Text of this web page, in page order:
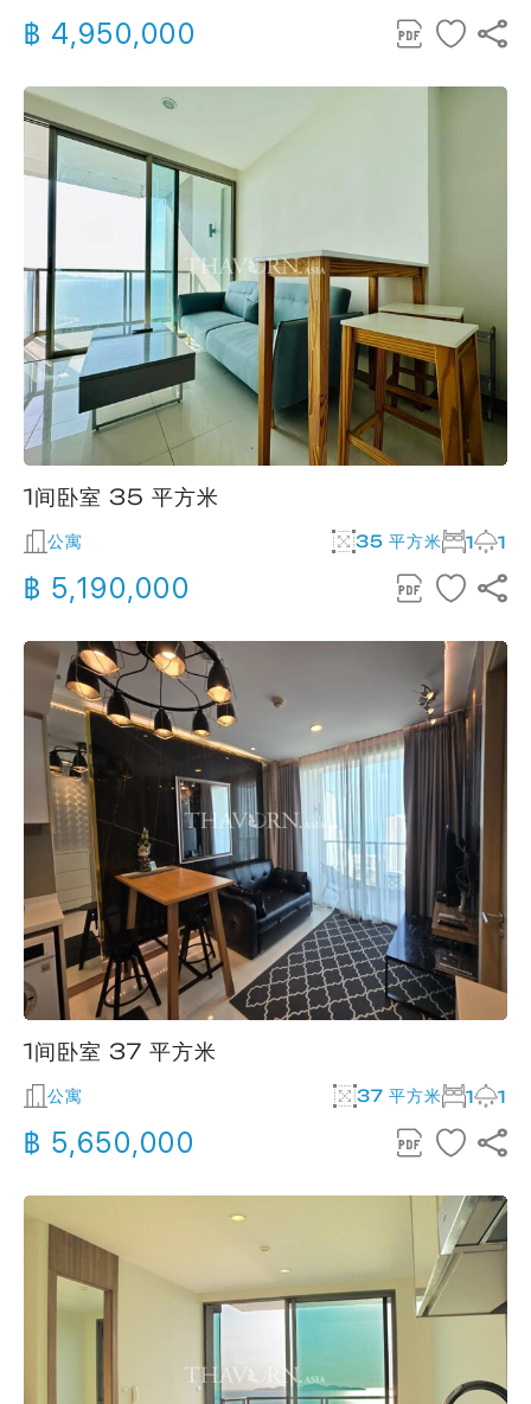
฿ 4,950,000
1间卧室 35 平方米
公寓 35 平方米 1 1
฿ 5,190,000
1间卧室 37 平方米
公寓 37 平方米 1 1
฿ 5,650,000